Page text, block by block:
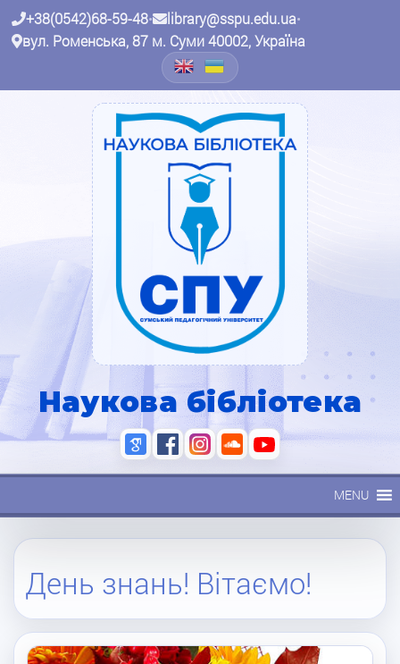
+38(0542)68-59-48• library@sspu.edu.ua•
вул. Роменська, 87 м. Суми 40002, Україна
Наукова бібліотека
MENU
День знань! Вітаємо!